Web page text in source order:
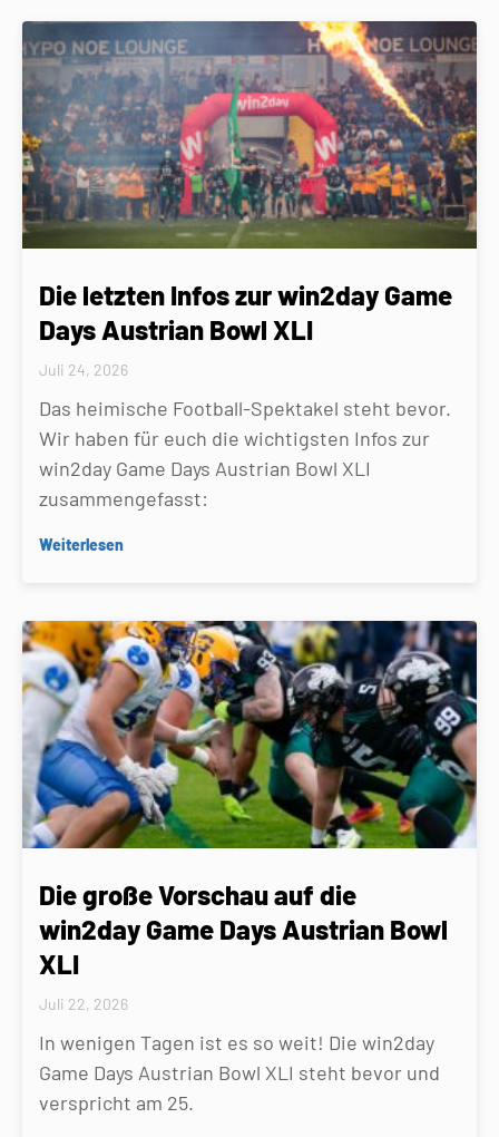
Die letzten Infos zur win2day Game
Days Austrian Bowl XLI
Juli 24, 2026
Das heimische Football-Spektakel steht bevor.
Wir haben für euch die wichtigsten Infos zur
win2day Game Days Austrian Bowl XLI
zusammengefasst:
Weiterlesen
Die große Vorschau auf die
win2day Game Days Austrian Bowl
XLI
Juli 22, 2026
In wenigen Tagen ist es so weit! Die win2day
Game Days Austrian Bowl XLI steht bevor und
verspricht am 25.